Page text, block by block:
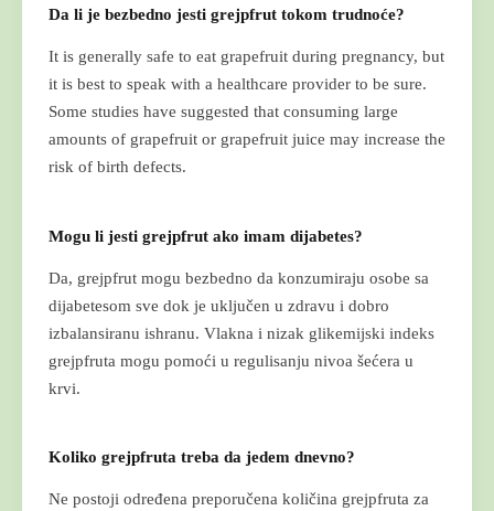
Da li je bezbedno jesti grejpfrut tokom trudnoće?
It is generally safe to eat grapefruit during pregnancy, but
it is best to speak with a healthcare provider to be sure.
Some studies have suggested that consuming large
amounts of grapefruit or grapefruit juice may increase the
risk of birth defects.
Mogu li jesti grejpfrut ako imam dijabetes?
Da, grejpfrut mogu bezbedno da konzumiraju osobe sa
dijabetesom sve dok je uključen u zdravu i dobro
izbalansiranu ishranu. Vlakna i nizak glikemijski indeks
grejpfruta mogu pomoći u regulisanju nivoa šećera u
krvi.
Koliko grejpfruta treba da jedem dnevno?
Ne postoji određena preporučena količina grejpfruta za